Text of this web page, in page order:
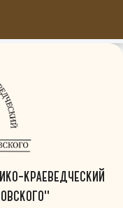
краеведческий